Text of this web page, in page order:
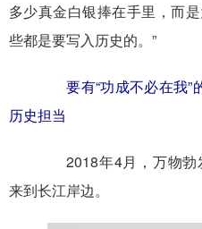
多少真金白银捧在手里，而
些都是要写入历史的。”
要有“功成不必在我”
历史担当
2018年4月，万物勃
来到长江岸边。